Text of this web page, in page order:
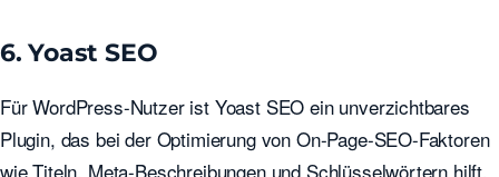
6. Yoast SEO
Für WordPress-Nutzer ist Yoast SEO ein unverzichtbares
Plugin, das bei der Optimierung von On-Page-SEO-Faktoren
wie Titeln, Meta-Beschreibungen und Schlüsselwörtern hilft.